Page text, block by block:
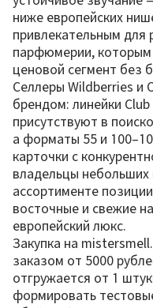
ниже европейских
привлекательным для
парфюмерии, которым
ценовой сегмент без
Селлеры Wildberries и
брендом: линейки
присутствуют в
а форматы 55 и
карточки с
владельцы
ассортименте
восточные и свежие
европейский люкс.
Закупка на
заказом от 5000
отгружается от 1
формировать